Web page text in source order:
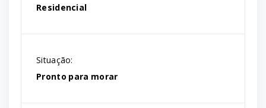
Residencial
Situação:
Pronto para morar